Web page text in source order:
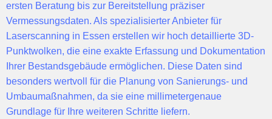
ersten Beratung bis zur Bereitstellung präziser
Vermessungsdaten. Als spezialisierter Anbieter für
Laserscanning in Essen erstellen wir hoch detaillierte 3D-
Punktwolken, die eine exakte Erfassung und Dokumentation
Ihrer Bestandsgebäude ermöglichen. Diese Daten sind
besonders wertvoll für die Planung von Sanierungs- und
Umbaumaßnahmen, da sie eine millimetergenaue
Grundlage für Ihre weiteren Schritte liefern.